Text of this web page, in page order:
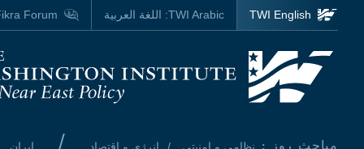
Skip to main content
Homepage
نظامی و امنیتی انرژی و اقتصاد ایران
TWI English
TWI Arabic: اللغة العربية Forum